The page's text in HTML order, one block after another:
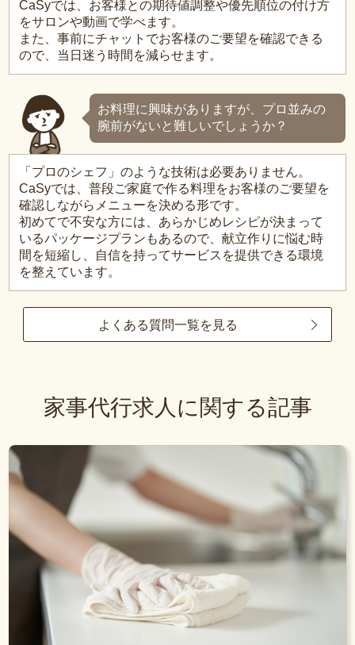
CaSyでは、お客様との期待値調整や優先順位の付け方
をサロンや動画で学べます。
また、事前にチャットでお客様のご要望を確認できる
ので、当日迷う時間を減らせます。
お料理に興味がありますが、プロ並みの
腕前がないと難しいでしょうか？
「プロのシェフ」のような技術は必要ありません。
CaSyでは、普段ご家庭で作る料理をお客様のご要望を
確認しながらメニューを決める形です。
初めてで不安な方には、あらかじめレシピが決まって
いるパッケージプランもあるので、献立作りに悩む時
間を短縮し、自信を持ってサービスを提供できる環境
を整えています。
よくある質問一覧を見る
家事代行求人に関する記事